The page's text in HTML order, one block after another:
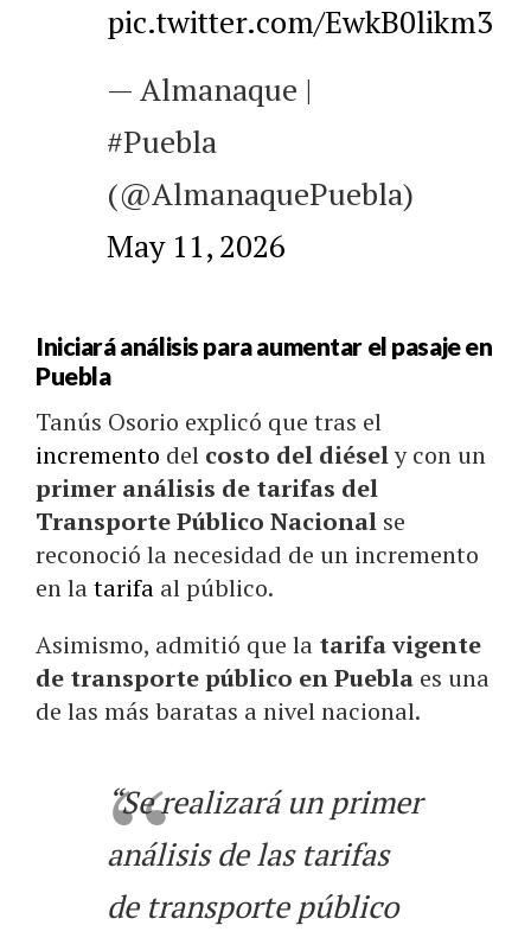
pic.twitter.com/EwkB0likm3
— Almanaque |
#Puebla
(@AlmanaquePuebla)
May 11, 2026
Iniciará análisis para aumentar el pasaje en
Puebla
Tanús Osorio explicó que tras el
incremento del costo del diésely con un
primer análisis de tarifas del
Transporte Público Nacional se
reconoció la necesidad de un incremento
en latarifa al público.
Asimismo, admitió que la tarifa vigente
de transporte público en Puebla es una
de las más baratas a nivel nacional.
“Se realizará un primer
análisis de las tarifas
de transporte público